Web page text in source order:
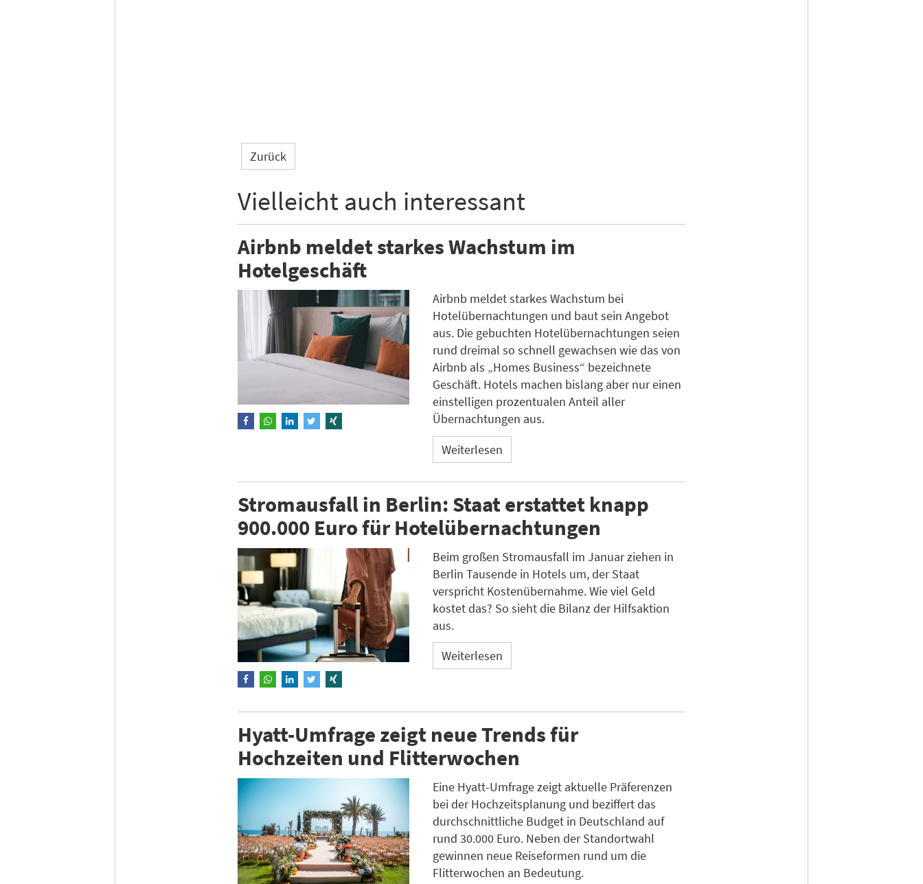
Zurück
Vielleicht auch interessant
Airbnb meldet starkes Wachstum im
Hotelgeschäft
Airbnb meldet starkes Wachstum bei
Hotelübernachtungen und baut sein Angebot
aus. Die gebuchten Hotelübernachtungen seien
rund dreimal so schnell gewachsen wie das von
Airbnb als „Homes Business“ bezeichnete
Geschäft. Hotels machen bislang aber nur einen
einstelligen prozentualen Anteil aller
Übernachtungen aus.
Weiterlesen
Stromausfall in Berlin: Staat erstattet knapp
900.000 Euro für Hotelübernachtungen
Beim großen Stromausfall im Januar ziehen in
Berlin Tausende in Hotels um, der Staat
verspricht Kostenübernahme. Wie viel Geld
kostet das? So sieht die Bilanz der Hilfsaktion
aus.
Weiterlesen
Hyatt-Umfrage zeigt neue Trends für
Hochzeiten und Flitterwochen
Eine Hyatt-Umfrage zeigt aktuelle Präferenzen
bei der Hochzeitsplanung und beziffert das
durchschnittliche Budget in Deutschland auf
rund 30.000 Euro. Neben der Standortwahl
gewinnen neue Reiseformen rund um die
Flitterwochen an Bedeutung.